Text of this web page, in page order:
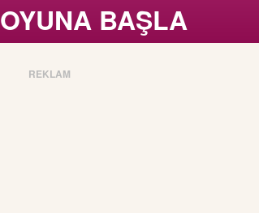
OYUNA BAŞLA
REKLAM